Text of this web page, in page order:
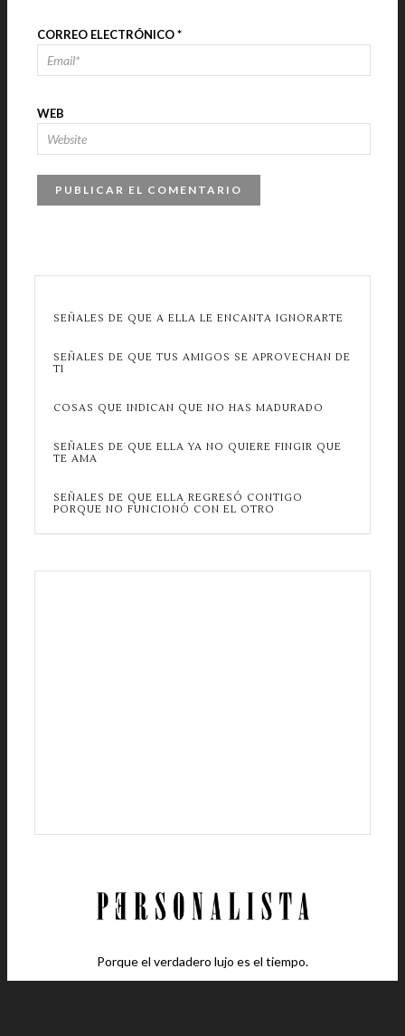
CORREO ELECTRÓNICO*
WEB
SEÑALES DE QUE A ELLA LE ENCANTA IGNORARTE
SEÑALES DE QUE TUS AMIGOS SE APROVECHAN DE
TI
COSAS QUE INDICAN QUE NO HAS MADURADO
SEÑALES DE QUE ELLA YA NO QUIERE FINGIR QUE
TE AMA
SEÑALES DE QUE ELLA REGRESÓ CONTIGO
PORQUE NO FUNCIONÓ CON EL OTRO
Porque el verdadero lujo es el tiempo.